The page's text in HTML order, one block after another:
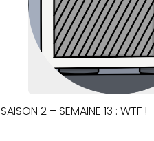
SAISON 2 – SEMAINE 13 : WTF !